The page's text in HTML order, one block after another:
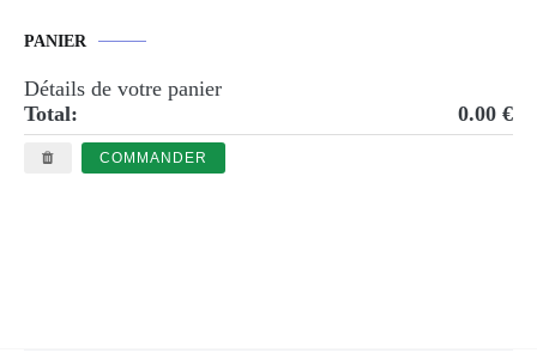
PANIER
Détails de votre panier
Total:
0.00 €
COMMANDER